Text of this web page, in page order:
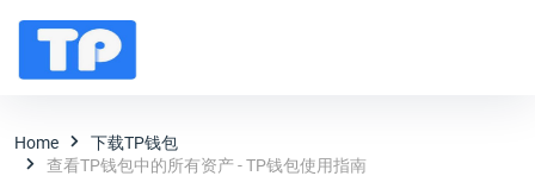
Home
下载TP钱包
查看TP钱包中的所有资产 - TP钱包使用指南